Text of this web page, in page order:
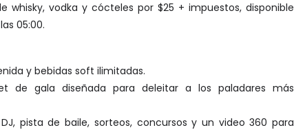
whisky, vodka y cócteles por $25 + impuestos, disponible
05:00.
y bebidas soft ilimitadas.
de gala diseñada para deleitar a los paladares más
pista de baile, sorteos, concursos y un video 360 para